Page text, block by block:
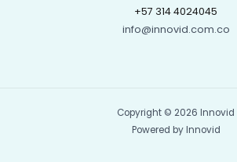
+57 314 4024045
info@innovid.com.co
Copyright © 2026 Innovid
Powered by Innovid